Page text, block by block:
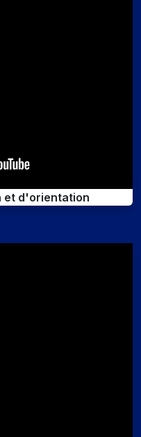
et d'orientation